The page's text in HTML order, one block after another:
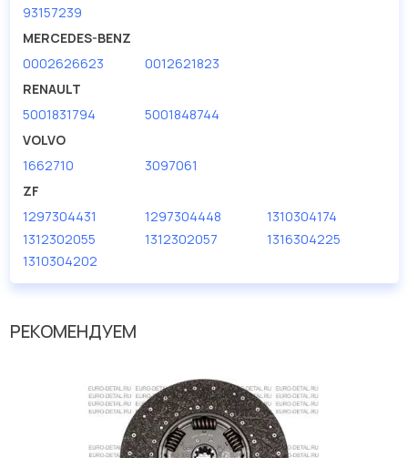
93157239
MERCEDES-BENZ
0002626623
0012621823
RENAULT
5001831794
5001848744
VOLVO
1662710
3097061
ZF
1297304431
1297304448
1310304174
1312302055
1312302057
1316304225
1310304202
РЕКОМЕНДУЕМ